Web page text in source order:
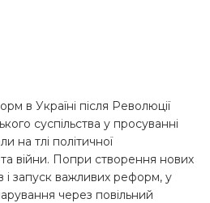
в Україні після Революції
суспільства у просуванні
на тлі політичної
та війни. Попри створення нових
і запуск важливих реформ, у
через повільний